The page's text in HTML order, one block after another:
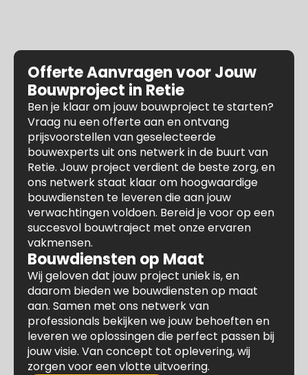
Offerte Aanvragen voor Jouw
Bouwproject in Retie
Ben je klaar om jouw bouwproject te starten?
Vraag nu een offerte aan en ontvang
prijsvoorstellen van geselecteerde
bouwexperts uit ons netwerk in de buurt van
Retie. Jouw project verdient de beste zorg, en
ons netwerk staat klaar om hoogwaardige
bouwdiensten te leveren die aan jouw
verwachtingen voldoen. Bereid je voor op een
succesvol bouwtraject met onze ervaren
vakmensen.
Bouwdiensten op Maat
Wij geloven dat jouw project uniek is, en
daarom bieden we bouwdiensten op maat
aan. Samen met ons netwerk van
professionals bekijken we jouw behoeften en
leveren we oplossingen die perfect passen bij
jouw visie. Van concept tot oplevering, wij
zorgen voor een vlotte uitvoering.